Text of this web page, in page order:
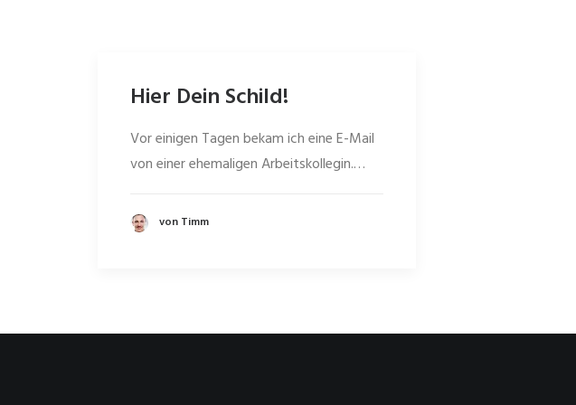
Hier Dein Schild!
Vor einigen Tagen bekam ich eine E-Mail
von einer ehemaligen Arbeitskollegin.…
von Timm